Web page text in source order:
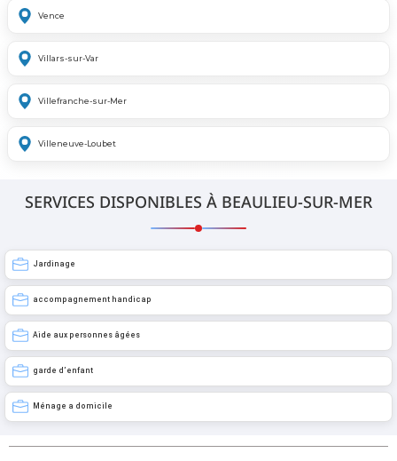
Vence
Villars-sur-Var
Villefranche-sur-Mer
Villeneuve-Loubet
SERVICES DISPONIBLES À BEAULIEU-SUR-MER
Jardinage
accompagnement handicap
Aide aux personnes âgées
garde d’enfant
Ménage a domicile